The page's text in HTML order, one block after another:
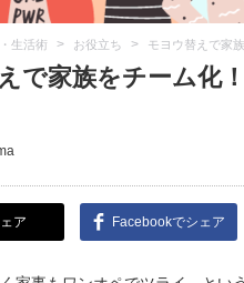
生活術 > お役立ち > モヨウ替えで家
で家族をチーム化
ア Facebookでシェア